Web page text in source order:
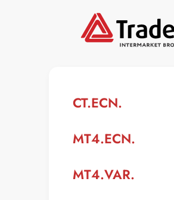
CT.ECN.
MT4.ECN.
MT4.VAR.